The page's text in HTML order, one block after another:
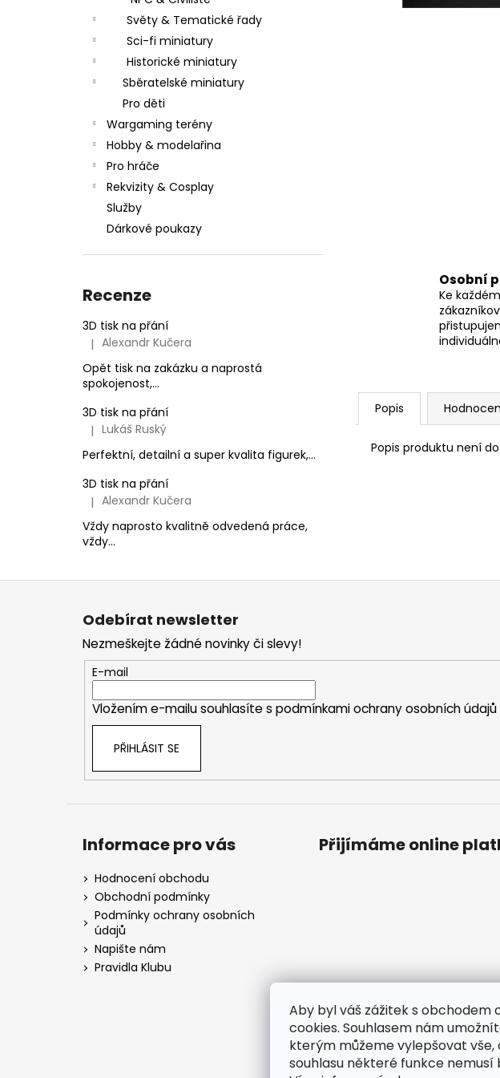
Aby byl váš zážitek s obchodem
cookies. Souhlasem nám
kterým můžeme vylepšovat vše,
souhlasu některé funkce nemusí
Světy & Tematické řady
Sci-fi miniatury
Historické miniatury
Sběratelské miniatury
Pro děti
Wargaming terény
Hobby & modelařina
Pro hráče
Rekvizity & Cosplay
Služby
Dárkové poukazy
Recenze
3D tisk na přání
Hodnocení produktu je 5 z 5 hvězdiček.
| Alexandr Kučera
Opět tisk na zakázku a naprostá
spokojenost,...
3D tisk na přání
Hodnocení produktu je 5 z 5 hvězdiček.
| Lukáš Ruský
Perfektní, detailní a super kvalita figurek,...
3D tisk na přání
Hodnocení produktu je 5 z 5 hvězdiček.
| Alexandr Kučera
Vždy naprosto kvalitně odvedená práce,
vždy...
Osobní
Ke
Popis
Popis produktu není
Z
Odebírat newsletter
Nezmeškejte žádné novinky či slevy!
E-mail
Vložením e-mailu souhlasíte s podmínkami ochrany osobních údajů
PŘIHLÁSIT SE
Informace pro vás
Hodnocení obchodu
Obchodní podmínky
Podmínky ochrany osobních
údajů
Napište nám
Pravidla Klubu
Přijímáme online
Komunita O Nás